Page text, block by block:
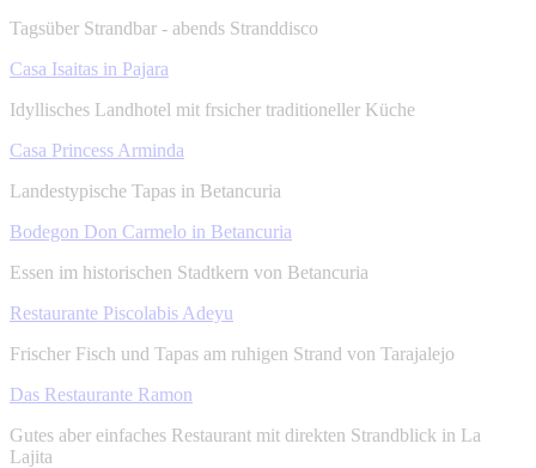
Tagsüber Strandbar - abends Stranddisco
Casa Isaitas in Pajara
Idyllisches Landhotel mit frsicher traditioneller Küche
Casa Princess Arminda
Landestypische Tapas in Betancuria
Bodegon Don Carmelo in Betancuria
Essen im historischen Stadtkern von Betancuria
Restaurante Piscolabis Adeyu
Frischer Fisch und Tapas am ruhigen Strand von Tarajalejo
Das Restaurante Ramon
Gutes aber einfaches Restaurant mit direkten Strandblick in La
Lajita